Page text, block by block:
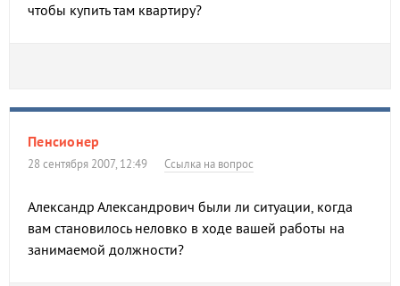
чтобы купить там квартиру?
Пенсионер
28 сентября 2007, 12:49 Ссылка на вопрос
Александр Александрович были ли ситуации, когда
вам становилось неловко в ходе вашей работы на
занимаемой должности?